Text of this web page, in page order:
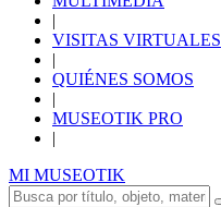
|
VISITAS VIRTUALES
|
QUIÉNES SOMOS
|
MUSEOTIK PRO
|
MI MUSEOTIK